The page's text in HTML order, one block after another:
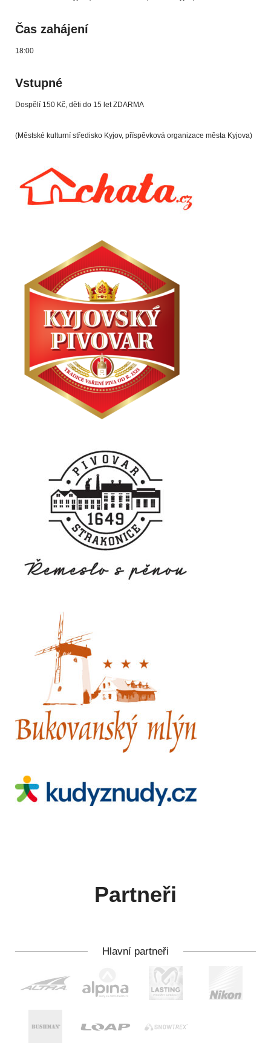
Čas zahájení
18:00
Vstupné
Dospělí 150 Kč, děti do 15 let ZDARMA
(Městské kulturní středisko Kyjov, příspěvková organizace města Kyjova)
Partneři